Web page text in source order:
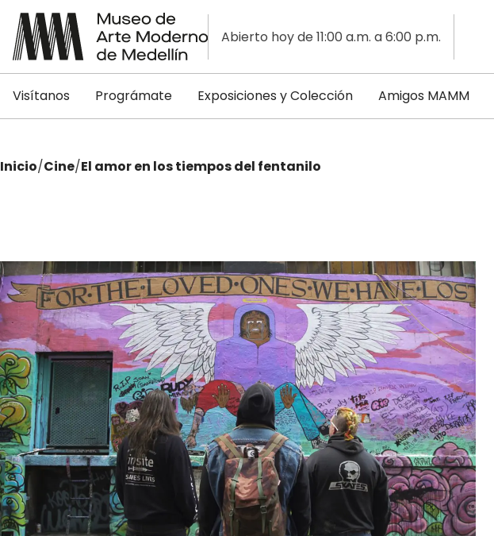
Abierto hoy de 11:00 a.m. a 6:00 p.m.
Visítanos Prográmate Exposiciones y Colección Amigos MAMM
Inicio/Cine/El amor en los tiempos del fentanilo